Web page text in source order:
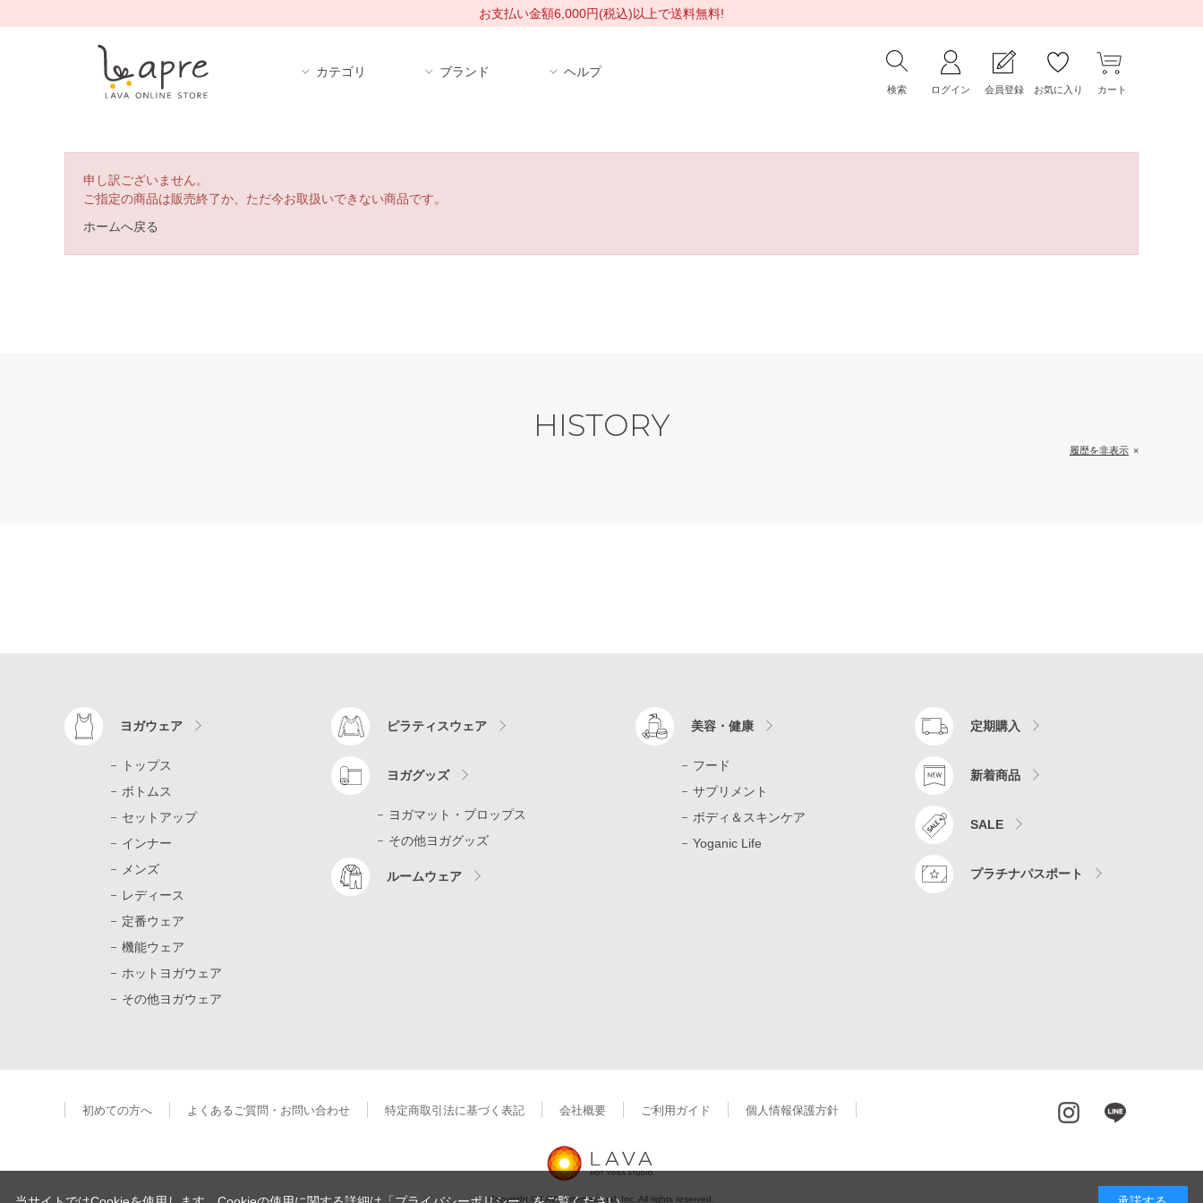
お支払い金額6,000円(税込)以上で送料無料!
カテゴリ ブランド ヘルプ
検索 ログイン 会員登録 お気に入り カート
申し訳ございません。
ご指定の商品は販売終了か、ただ今お取扱いできない商品です。
ホームへ戻る
HISTORY
履歴を非表示
ヨガウェア
トップス
ボトムス
セットアップ
インナー
メンズ
レディース
定番ウェア
機能ウェア
ホットヨガウェア
その他ヨガウェア
ピラティスウェア
ヨガグッズ
ヨガマット・プロップス
その他ヨガグッズ
ルームウェア
美容・健康
フード
サプリメント
ボディ＆スキンケア
Yoganic Life
定期購入
新着商品
SALE
プラチナパスポート
初めての方へ よくあるご質問・お問い合わせ 特定商取引法に基づく表記 会社概要 ご利用ガイド 個人情報保護方針
Copyright © LAVA International, Inc. All rights reserved.